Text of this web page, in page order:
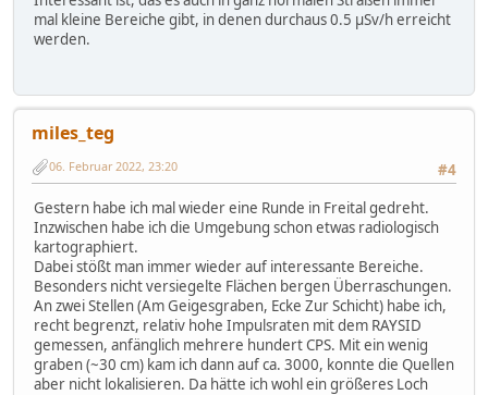
mal kleine Bereiche gibt, in denen durchaus 0.5 µSv/h erreicht
werden.
miles_teg
#4
06. Februar 2022, 23:20
Gestern habe ich mal wieder eine Runde in Freital gedreht.
Inzwischen habe ich die Umgebung schon etwas radiologisch
kartographiert.
Dabei stößt man immer wieder auf interessante Bereiche.
Besonders nicht versiegelte Flächen bergen Überraschungen.
An zwei Stellen (Am Geigesgraben, Ecke Zur Schicht) habe ich,
recht begrenzt, relativ hohe Impulsraten mit dem RAYSID
gemessen, anfänglich mehrere hundert CPS. Mit ein wenig
graben (~30 cm) kam ich dann auf ca. 3000, konnte die Quellen
aber nicht lokalisieren. Da hätte ich wohl ein größeres Loch